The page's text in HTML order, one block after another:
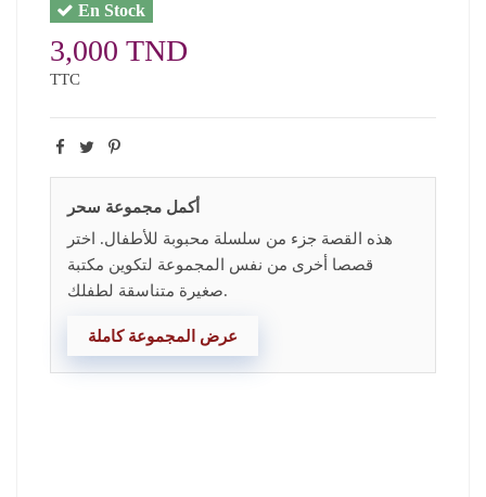
En Stock
3,000 TND
TTC
أكمل مجموعة سحر
هذه القصة جزء من سلسلة محبوبة للأطفال. اختر
قصصا أخرى من نفس المجموعة لتكوين مكتبة
صغيرة متناسقة لطفلك.
عرض المجموعة كاملة